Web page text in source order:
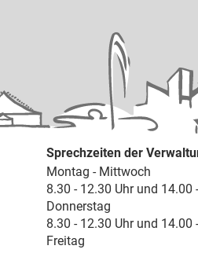
Sprechzeiten der
Montag - Mittwoch
8.30 - 12.30 Uhr und 14.00
Donnerstag
8.30 - 12.30 Uhr und 14.00
Freitag